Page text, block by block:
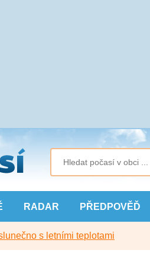
RADAR PŘEDPOVĚĎ
s letními teplotami